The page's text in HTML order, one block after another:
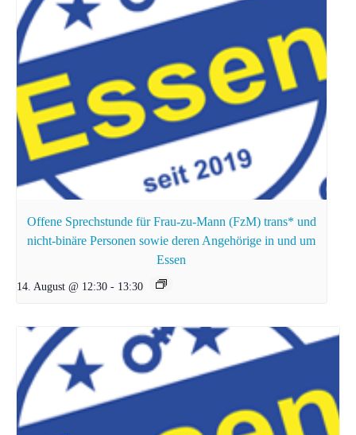
Offene Sprechstunde für Frau-zu-Mann (FzM) trans* und
nicht-binäre Personen sowie deren Angehörige in und um
Essen
14. August @ 12:30 - 13:30